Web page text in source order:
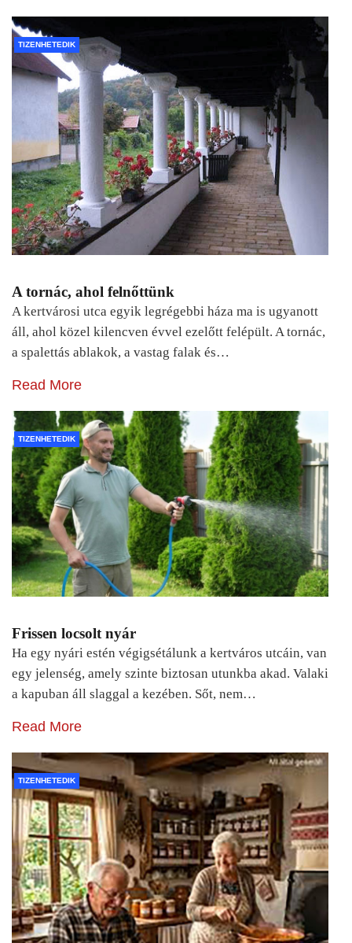
TIZENHETEDIK
A tornác, ahol felnőttünk
A kertvárosi utca egyik legrégebbi háza ma is ugyanott
áll, ahol közel kilencven évvel ezelőtt felépült. A tornác,
a spalettás ablakok, a vastag falak és…
Read More
TIZENHETEDIK
Frissen locsolt nyár
Ha egy nyári estén végigsétálunk a kertváros utcáin, van
egy jelenség, amely szinte biztosan utunkba akad. Valaki
a kapuban áll slaggal a kezében. Sőt, nem…
Read More
TIZENHETEDIK